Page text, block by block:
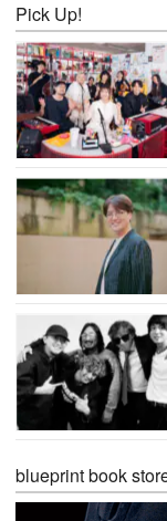
Pick Up!
blueprint book